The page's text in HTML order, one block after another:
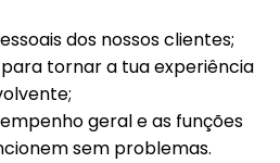
dos nossos clientes;
tornar a tua experiência
geral e as funções
sem problemas.